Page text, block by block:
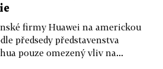
firmy Huawei na americkou
předsedy představenstva
pouze omezený vliv na...